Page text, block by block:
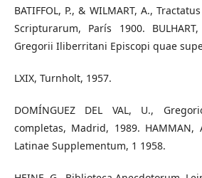
BATIFFOL, P., & WILMART, A.,
Scripturarum, París 1900.
Gregorii Iliberritani Episcopi quae
LXIX, Turnholt, 1957.
DOMÍNGUEZ DEL VAL, U.,
completas, Madrid, 1989. HAMMAN,
Latinae Supplementum, 1 1958.